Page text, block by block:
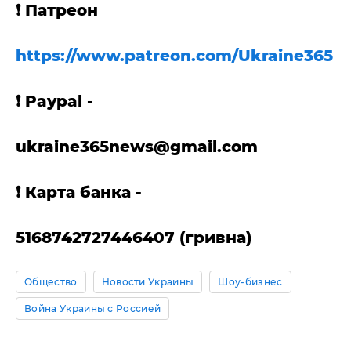
❗️ Патреон
https://www.patreon.com/Ukraine365
❗️ Paypal -
ukraine365news@gmail.com
❗️ Карта банка -
5168742727446407 (гривна)
Общество Новости Украины Шоу-бизнес
Война Украины с Россией